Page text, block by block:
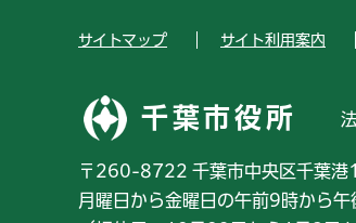
サイトマップ サイト利用案内
千葉市役所
〒260-8722 千葉市中央区千葉港
月曜日から金曜日の午前9時から